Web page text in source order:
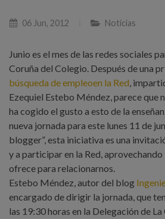
06 Jun, 2012 Noticias
Junio es el mes de las redes sociales
Coruña del Colegio. Después de una
búsqueda de empleoen la Red,
Ezequiel Estebo Méndez, parece que
ha cogido el gusto a esto de la
nueva jornada para este lunes 11 de
blogger”, esta iniciativa es una
y a participar en la Red, aprovechando
ofrece para relacionarnos.
Estebo Méndez, autor del blog
encargado de dirigir la jornada, que
las 19:30 horas en la Delegación de